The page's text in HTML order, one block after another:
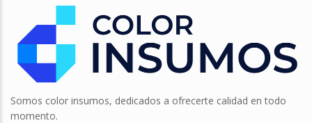
Somos color insumos, dedicados a ofrecerte calidad en todo
momento.